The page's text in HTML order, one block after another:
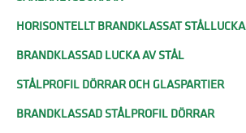
HORISONTELLT BRANDKLASSAT STÅLLUCKA
BRANDKLASSAD LUCKA AV STÅL
STÅLPROFIL DÖRRAR OCH GLASPARTIER
BRANDKLASSAD STÅLPROFIL DÖRRAR